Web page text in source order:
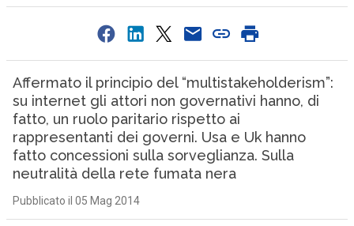
Affermato il principio del “multistakeholderism”:
su internet gli attori non governativi hanno, di
fatto, un ruolo paritario rispetto ai
rappresentanti dei governi. Usa e Uk hanno
fatto concessioni sulla sorveglianza. Sulla
neutralità della rete fumata nera
Pubblicato il 05 Mag 2014